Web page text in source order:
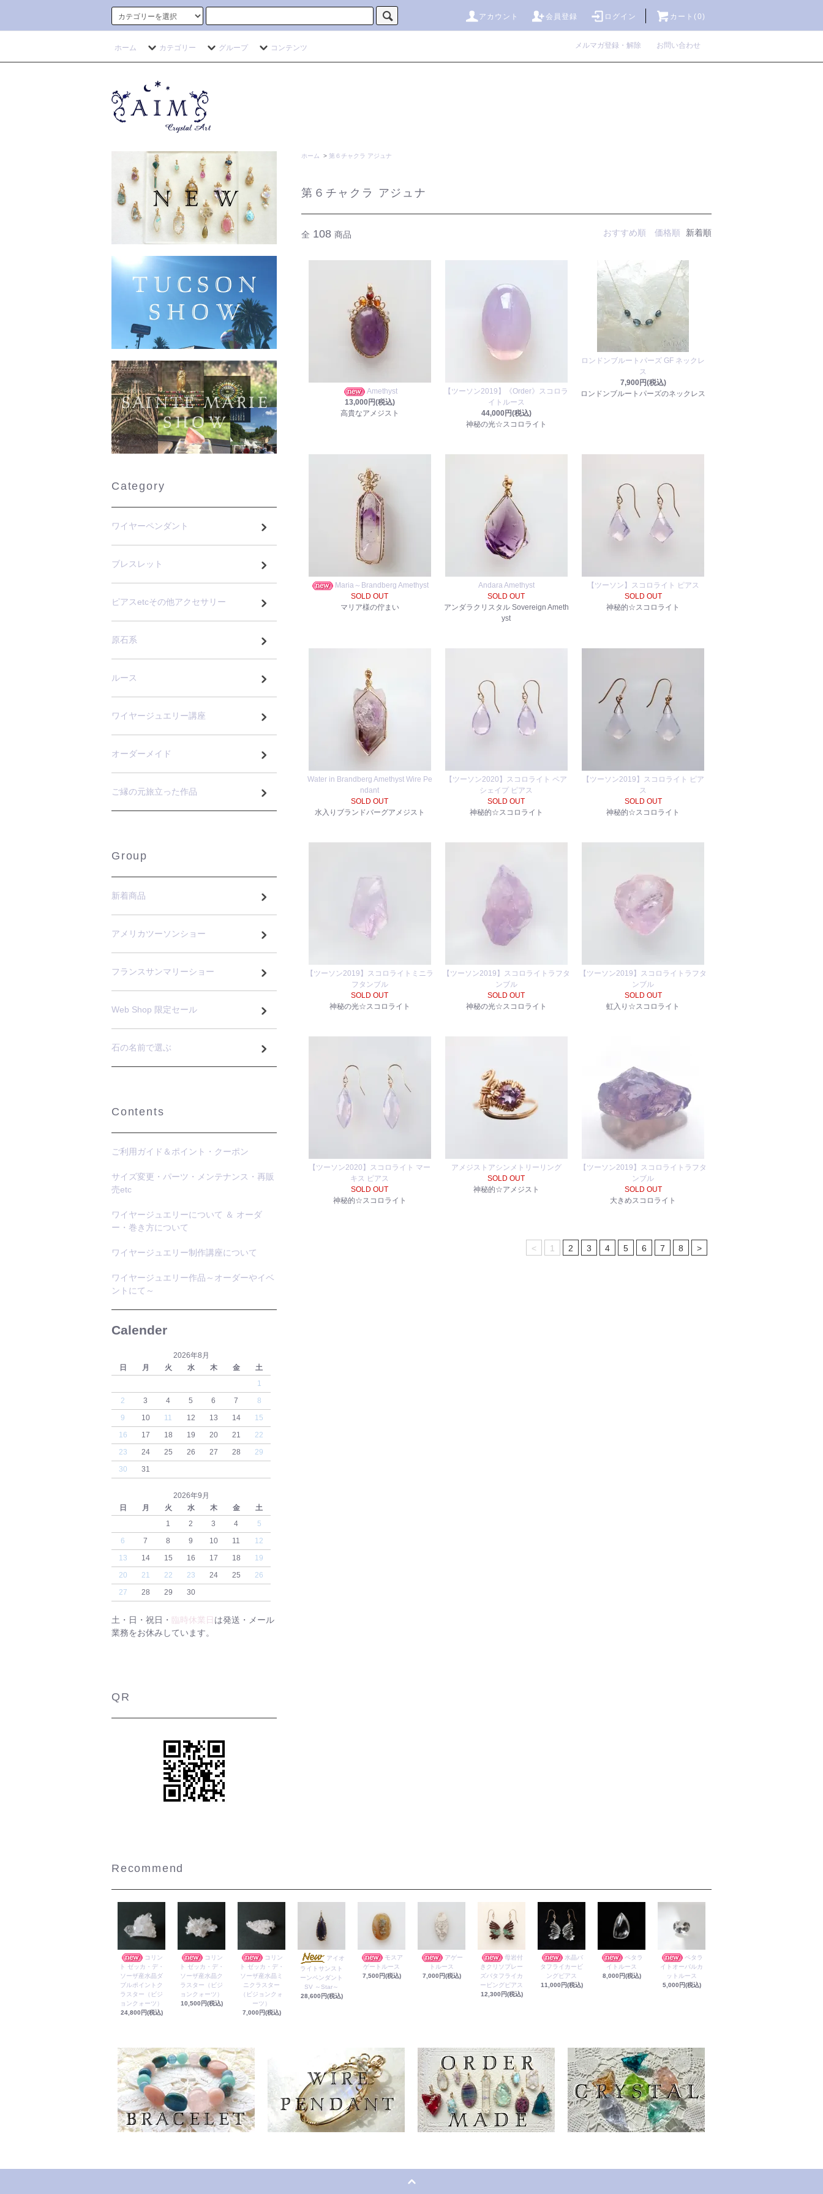
アカウント 会員登録 ログイン カート(0)
ホーム カテゴリー グループ コンテンツ メルマガ登録・解除 お問い合わせ
ホーム > 第６チャクラ アジュナ
第６チャクラ アジュナ
全 108 商品 おすすめ順 価格順 新着順
Amethyst
13,000円(税込)
高貴なアメジスト
【ツーソン2019】《Order》スコロラ
イトルース
44,000円(税込)
神秘の光☆スコロライト
ロンドンブルートパーズ GF ネックレ
ス
7,900円(税込)
ロンドンブルートパーズのネックレス
Maria～Brandberg Amethyst
SOLD OUT
マリア様の佇まい
Andara Amethyst
SOLD OUT
アンダラクリスタル Sovereign Ameth
yst
【ツーソン】スコロライト ピアス
SOLD OUT
神秘的☆スコロライト
Water in Brandberg Amethyst Wire Pe
ndant
SOLD OUT
水入りブランドバーグアメジスト
【ツーソン2020】スコロライト ペア
シェイプ ピアス
SOLD OUT
神秘的☆スコロライト
【ツーソン2019】スコロライト ピア
ス
SOLD OUT
神秘的☆スコロライト
【ツーソン2019】スコロライトミニラ
フタンブル
SOLD OUT
神秘の光☆スコロライト
【ツーソン2019】スコロライトラフタ
ンブル
SOLD OUT
神秘の光☆スコロライト
【ツーソン2019】スコロライトラフタ
ンブル
SOLD OUT
虹入り☆スコロライト
【ツーソン2020】スコロライト マー
キス ピアス
SOLD OUT
神秘的☆スコロライト
アメジストアシンメトリーリング
SOLD OUT
神秘的☆アメジスト
【ツーソン2019】スコロライトラフタ
ンブル
SOLD OUT
大きめスコロライト
< 1 2 3 4 5 6 7 8 >
Category
ワイヤーペンダント
ブレスレット
ピアスetcその他アクセサリー
原石系
ルース
ワイヤージュエリー講座
オーダーメイド
ご縁の元旅立った作品
Group
新着商品
アメリカツーソンショー
フランスサンマリーショー
Web Shop 限定セール
石の名前で選ぶ
Contents
ご利用ガイド＆ポイント・クーポン
サイズ変更・パーツ・メンテナンス・再販
売etc
ワイヤージュエリーについて ＆ オーダ
ー・巻き方について
ワイヤージュエリー制作講座について
ワイヤージュエリー作品～オーダーやイベ
ントにて～
Calender
2026年8月
日
月 火 水 木 金
土
1
2
3 4 5 6 7
8
9
10 11 12 13 14
15
16
17 18 19 20 21
22
23
24 25 26 27 28
29
30
31
2026年9月
日
月 火 水 木 金
土
1
2 3 4
5
6
7 8 9 10 11
12
13
14 15 16 17 18
19
20
21 22 23 24 25
26
27
28 29 30
土・日・祝日・ 臨時休業日 は発送・メール
業務をお休みしています。
QR
Recommend
コリン
ト ゼッカ・デ・
ソーザ産水晶ダ
ブルポイントク
ラスター（ビジ
ョンクォーツ）
24,800円(税込)
コリン
ト ゼッカ・デ・
ソーザ産水晶ク
ラスター（ビジ
ョンクォーツ）
10,500円(税込)
コリン
ト ゼッカ・デ・
ソーザ産水晶ミ
ニクラスター
（ビジョンクォ
ーツ）
7,000円(税込)
アイオ
ライトサンスト
ーンペンダント
SV ～Star～
28,600円(税込)
モスア
ゲートルース
7,500円(税込)
アゲー
トルース
7,000円(税込)
母岩付
きクリソプレー
ズバタフライカ
ービングピアス
12,300円(税込)
水晶バ
タフライカービ
ングピアス
11,000円(税込)
ペタラ
イトルース
8,000円(税込)
ペタラ
イトオーバルカ
ットルース
5,000円(税込)